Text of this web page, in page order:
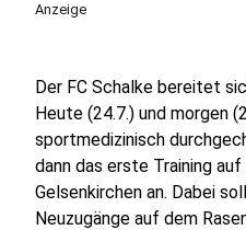
Anzeige
Der FC Schalke bereitet
Heute (24.7.) und morgen
sportmedizinisch
dann das erste Training
Gelsenkirchen an. Dabei
Neuzugänge auf dem